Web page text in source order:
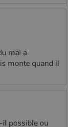
mal a
monte quand il
possible ou